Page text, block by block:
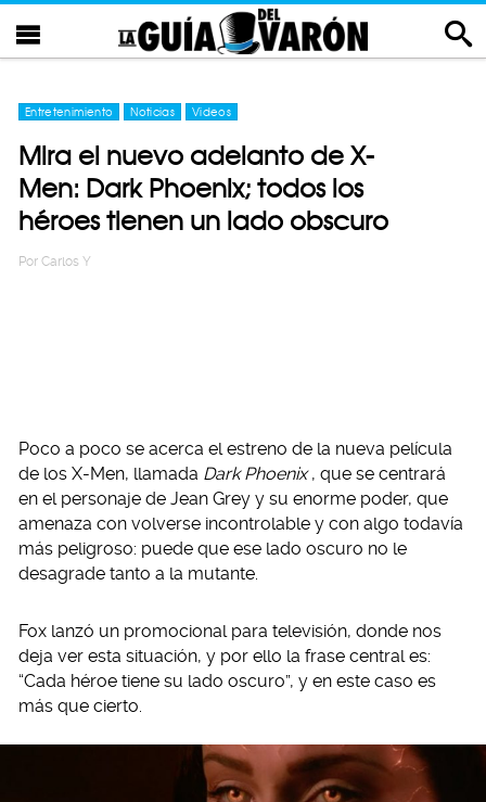
Entretenimiento Noticias Videos
Mira el nuevo adelanto de X-
Men: Dark Phoenix; todos los
héroes tienen un lado obscuro
Por Carlos Y
Poco a poco se acerca el estreno de la nueva película
de los X-Men, llamada Dark Phoenix , que se centrará
en el personaje de Jean Grey y su enorme poder, que
amenaza con volverse incontrolable y con algo todavía
más peligroso: puede que ese lado oscuro no le
desagrade tanto a la mutante.
Fox lanzó un promocional para televisión, donde nos
deja ver esta situación, y por ello la frase central es:
“Cada héroe tiene su lado oscuro”, y en este caso es
más que cierto.